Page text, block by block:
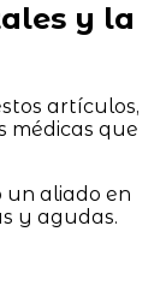
y la
artículos,
médicas que
un aliado en
y agudas.